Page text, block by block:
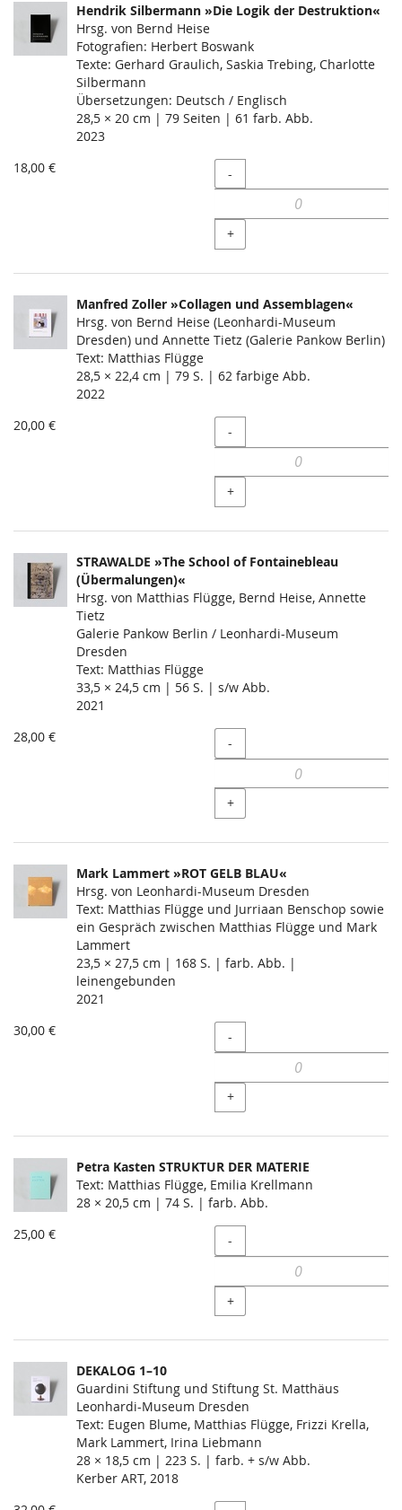
Hendrik Silbermann »Die Logik der Destruktion«
Hrsg. von Bernd Heise
Fotografien: Herbert Boswank
Texte: Gerhard Graulich, Saskia Trebing, Charlotte
Silbermann
Übersetzungen: Deutsch / Englisch
28,5 × 20 cm | 79 Seiten | 61 farb. Abb.
2023
18,00 €
Menge
-
+
Manfred Zoller »Collagen und Assemblagen«
Hrsg. von Bernd Heise (Leonhardi-Museum
Dresden) und Annette Tietz (Galerie Pankow Berlin)
Text: Matthias Flügge
28,5 × 22,4 cm | 79 S. | 62 farbige Abb.
2022
20,00 €
Menge
-
+
STRAWALDE »The School of Fontainebleau
(Übermalungen)«
Hrsg. von Matthias Flügge, Bernd Heise, Annette
Tietz
Galerie Pankow Berlin / Leonhardi-Museum
Dresden
Text: Matthias Flügge
33,5 × 24,5 cm | 56 S. | s/w Abb.
2021
28,00 €
Menge
-
+
Mark Lammert »ROT GELB BLAU«
Hrsg. von Leonhardi-Museum Dresden
Text: Matthias Flügge und Jurriaan Benschop sowie
ein Gespräch zwischen Matthias Flügge und Mark
Lammert
23,5 × 27,5 cm | 168 S. | farb. Abb. |
leinengebunden
2021
30,00 €
Menge
-
+
Petra Kasten STRUKTUR DER MATERIE
Text: Matthias Flügge, Emilia Krellmann
28 × 20,5 cm | 74 S. | farb. Abb.
25,00 €
Menge
-
+
DEKALOG 1–10
Guardini Stiftung und Stiftung St. Matthäus
Leonhardi-Museum Dresden
Text: Eugen Blume, Matthias Flügge, Frizzi Krella,
Mark Lammert, Irina Liebmann
28 × 18,5 cm | 223 S. | farb. + s/w Abb.
Kerber ART, 2018